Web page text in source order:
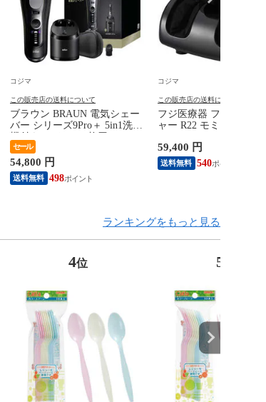
コジマ
この販売店の送料について
ブラウン BRAUN 電気シェー
バー シリーズ9Pro＋ 5in1洗浄
機付きモデル ［4枚刃 /
AC100V-240V］ 9650CC
セール
54,800 円
送料無料 498
コジマ
この販売店の送料について
フジ医療器 フットマッ
ャー R22 モミーナ ブラ
59,400 円
送料無料 540
ランキングをもっと見る
4位 5